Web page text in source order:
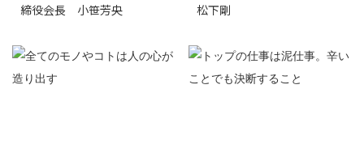
締役会長 小笹芳央
松下剛